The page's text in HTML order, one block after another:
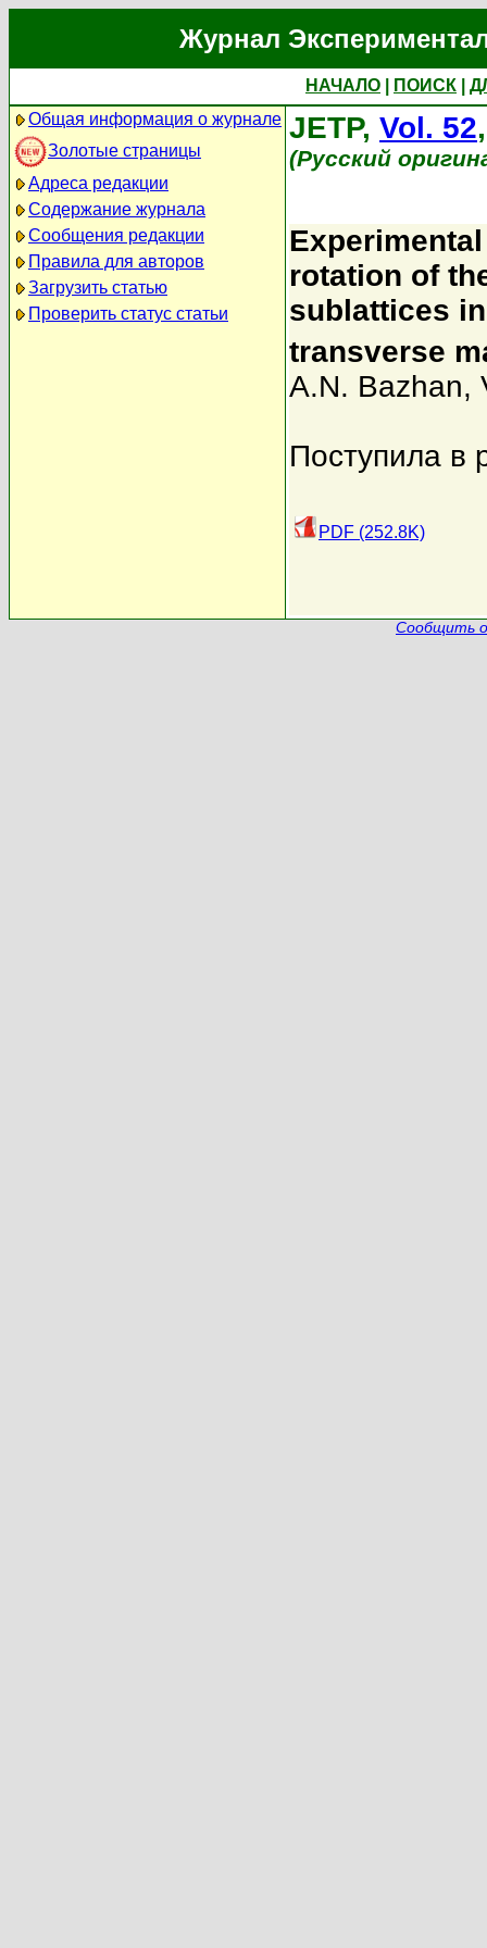
Журнал
НАЧАЛО ПОИСК
Общая информация о журнале
Золотые страницы
Адреса редакции
Содержание журнала
Сообщения редакции
Правила для авторов
Загрузить статью
Проверить статус статьи
JETP, Vol. 52
(Русский
rotation of
sublattices
transverse
A.N. Bazhan,
Поступила в
PDF (252.8K)
Сообщить о